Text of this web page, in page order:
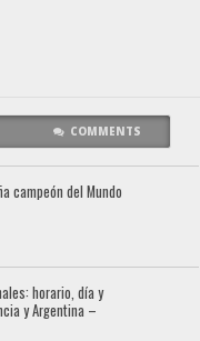
COMMENTS
campeón del Mundo
horario, día y
y Argentina –